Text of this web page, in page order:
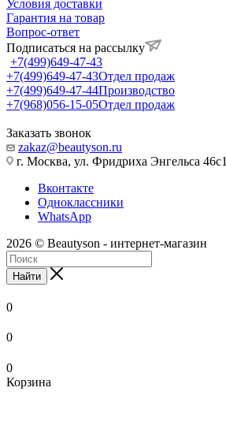
Условия доставки
Гарантия на товар
Вопрос-ответ
Подписаться на рассылку
+7(499)649-47-43
+7(499)649-47-43Отдел продаж
+7(499)649-47-44Производство
+7(968)056-15-05Отдел продаж
Заказать звонок
zakaz@beautyson.ru
г. Москва, ул. Фридриха Энгельса 46с1
Вконтакте
Одноклассники
WhatsApp
2026 © Beautyson - интернет-магазин
Найти
0
0
0
Корзина